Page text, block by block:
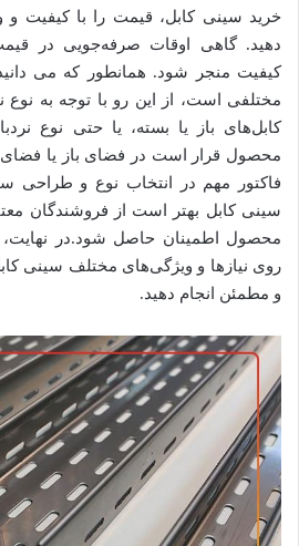
خرید سینی کابل، قیمت را با کیفیت
دهید. گاهی اوقات صرفه‌جویی در
کیفیت منجر شود. همانطور که می
مختلفی است، از این رو با توجه به نوع
کابل‌های باز یا بسته، یا حتی نوع
محصول قرار است در فضای باز یا
فاکتور مهم در انتخاب نوع و طراحی
سینی کابل بهتر است از فروشندگان
محصول اطمینان حاصل شود.در
روی نیازها و ویژگی‌های مختلف سینی
و مطمئن انجام دهید.